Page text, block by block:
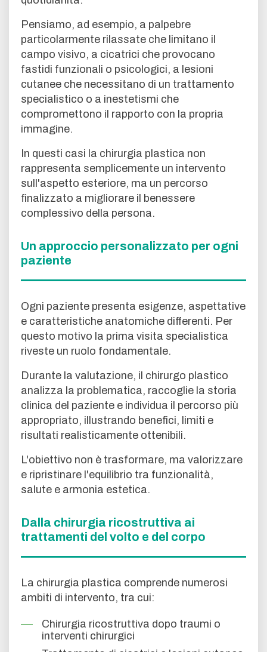
Pensiamo, ad esempio, a palpebre
particolarmente rilassate che limitano il
campo visivo, a cicatrici che provocano
fastidi funzionali o psicologici, a lesioni
cutanee che necessitano di un trattamento
specialistico o a inestetismi che
compromettono il rapporto con la propria
immagine.
In questi casi la chirurgia plastica non
rappresenta semplicemente un intervento
sull'aspetto esteriore, ma un percorso
finalizzato a migliorare il benessere
complessivo della persona.
Un approccio personalizzato per ogni
paziente
Ogni paziente presenta esigenze, aspettative
e caratteristiche anatomiche differenti. Per
questo motivo la prima visita specialistica
riveste un ruolo fondamentale.
Durante la valutazione, il chirurgo plastico
analizza la problematica, raccoglie la storia
clinica del paziente e individua il percorso più
appropriato, illustrando benefici, limiti e
risultati realisticamente ottenibili.
L'obiettivo non è trasformare, ma valorizzare
e ripristinare l'equilibrio tra funzionalità,
salute e armonia estetica.
Dalla chirurgia ricostruttiva ai
trattamenti del volto e del corpo
La chirurgia plastica comprende numerosi
ambiti di intervento, tra cui:
Chirurgia ricostruttiva dopo traumi o
interventi chirurgici